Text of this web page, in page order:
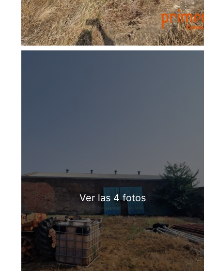
Ver las 4 fotos